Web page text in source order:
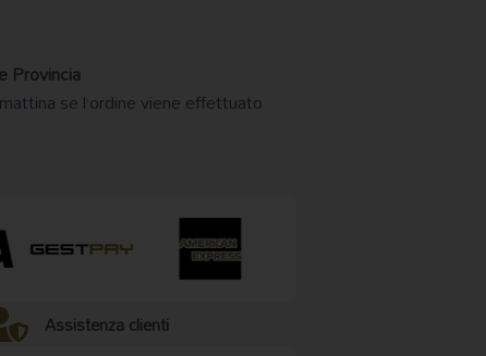
Provincia
se l’ordine viene effettuato
Assistenza clienti